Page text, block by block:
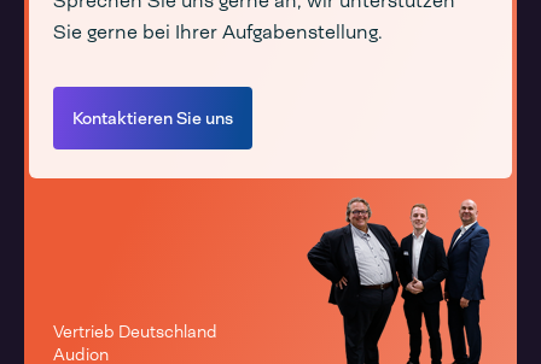
Sie gerne bei Ihrer Aufgabenstellung.
Kontaktieren Sie uns
Vertrieb Deutschland
Audion